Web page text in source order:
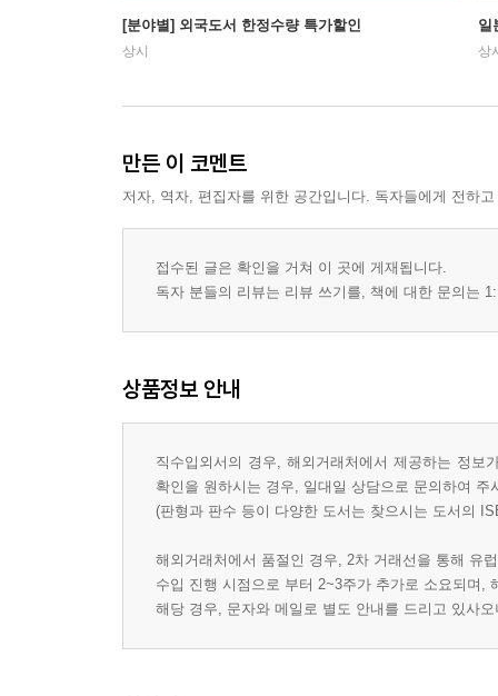
[분야별] 외국도서 한정수량 특가할인
상시
일
상
만든 이 코멘트
저자, 역자, 편집자를 위한 공간입니다. 독자들에게 전하
접수된 글은 확인을 거쳐 이 곳에 게재됩니다.
독자 분들의 리뷰는 리뷰 쓰기를, 책에 대한 문의는
상품정보 안내
직수입외서의 경우, 해외거래처에서 제공하는 정
확인을 원하시는 경우, 일대일 상담으로 문의하여 주
(판형과 판수 등이 다양한 도서는 찾으시는 도서의
해외거래처에서 품절인 경우, 2차 거래선을 통해 유
수입 진행 시점으로 부터 2~3주가 추가로 소요되며,
해당 경우, 문자와 메일로 별도 안내를 드리고 있사